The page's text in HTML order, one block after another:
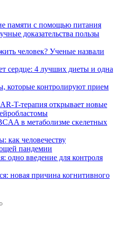
памяти с помощью питания
доказательства пользы
человек? Ученые назвали
сердце: 4 лучших диеты и одна
которые контролируют прием
T-терапия открывает новые
в метаболизме скелетных
как человечеству
пандемии
одно введение для контроля
новая причина когнитивного